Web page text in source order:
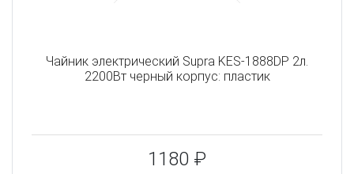
Чайник электрический Supra KES-1888DP 2л.
2200Вт черный корпус: пластик
1180 ₽